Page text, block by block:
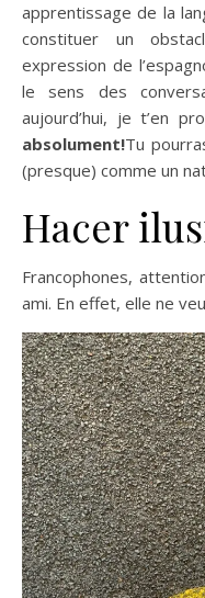
apprentissage de la
constituer un
expression de
le sens des
aujourd’hui, je t’en
absolument!Tu
(presque) comme un
Hacer
Francophones,
ami. En effet, elle ne